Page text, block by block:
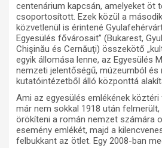
centenárium kapcsán, amelyeket öt
csoportosított. Ezek közül a
közvetlenül is érintené
Egyesülés fővárosait” (Bukarest,
Chişinău és Cernăuţi) összekötő
egyik állomása lenne, az Egyesülés
nemzeti jelentőségű, múzeumból és
kutatóintézetből álló központtá
Ami az egyesülés emlékének
már nem sokkal 1918 után felmerült,
örökíteni a román nemzet számára
esemény emlékét, majd a
felbukkant az ötlet. Egy 2008-ban